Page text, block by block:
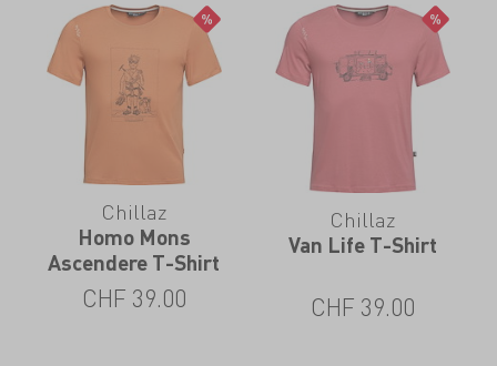
Chillaz
Homo Mons
Ascendere T-Shirt
CHF 39.00
Chillaz
Van Life T-Shirt
CHF 39.00